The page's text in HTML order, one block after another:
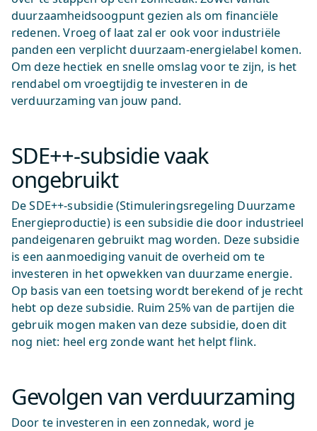
duurzaamheidsoogpunt gezien als om financiële
redenen. Vroeg of laat zal er ook voor industriële
panden een verplicht duurzaam-energielabel komen.
Om deze hectiek en snelle omslag voor te zijn, is het
rendabel om vroegtijdig te investeren in de
verduurzaming van jouw pand.
SDE++-subsidie vaak
ongebruikt
De SDE++-subsidie (Stimuleringsregeling Duurzame
Energieproductie) is een subsidie die door industrieel
pandeigenaren gebruikt mag worden. Deze subsidie
is een aanmoediging vanuit de overheid om te
investeren in het opwekken van duurzame energie.
Op basis van een toetsing wordt berekend of je recht
hebt op deze subsidie. Ruim 25% van de partijen die
gebruik mogen maken van deze subsidie, doen dit
nog niet: heel erg zonde want het helpt flink.
Gevolgen van verduurzaming
Door te investeren in een zonnedak, word je